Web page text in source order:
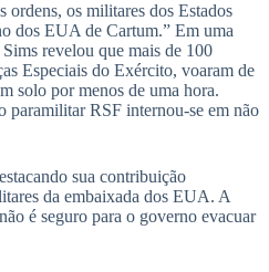
os militares dos Estados
dos EUA de Cartum.” Em uma
revelou que mais de 100
Especiais do Exército, voaram de
solo por menos de uma hora.
paramilitar RSF internou-se em não
sua contribuição
da embaixada dos EUA. A
é seguro para o governo evacuar